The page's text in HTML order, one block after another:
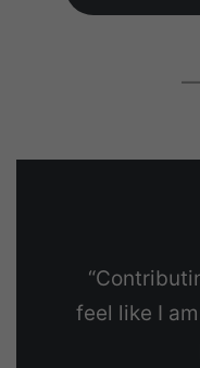
feel like I